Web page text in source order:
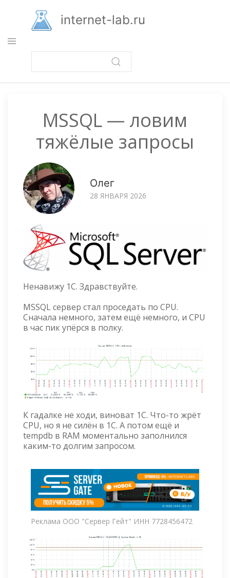
основному
содержанию
internet-lab.ru
MSSQL — ловим
тяжёлые запросы
Олег
28 ЯНВАРЯ 2026
Ненавижу 1С. Здравствуйте.
MSSQL сервер стал проседать по CPU.
Сначала немного, затем ещё немного, и CPU
в час пик упёрся в полку.
К гадалке не ходи, виноват 1С. Что-то жрёт
CPU, но я не силён в 1С. А потом ещё и
tempdb в RAM моментально заполнился
каким-то долгим запросом.
Реклама ООО "Сервер Гейт" ИНН 7728456472